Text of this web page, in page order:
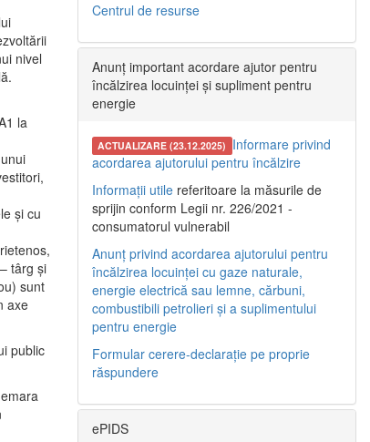
nivel
la
şi cu
târg şi
sunt
axe
public
Centrul de resurse
Anunț important acordare ajutor pentru
încălzirea locuinței și supliment pentru
energie
ACTUALIZARE (23.12.2025) Informare privind
acordarea ajutorului pentru încălzire
Informații utile referitoare la măsurile de
sprijin conform Legii nr. 226/2021 -
consumatorul vulnerabil
Anunț privind acordarea ajutorului pentru
încălzirea locuinței cu gaze naturale,
energie electrică sau lemne, cărbuni,
combustibili petrolieri și a suplimentului
pentru energie
Formular cerere-declarație pe proprie
răspundere
ePIDS